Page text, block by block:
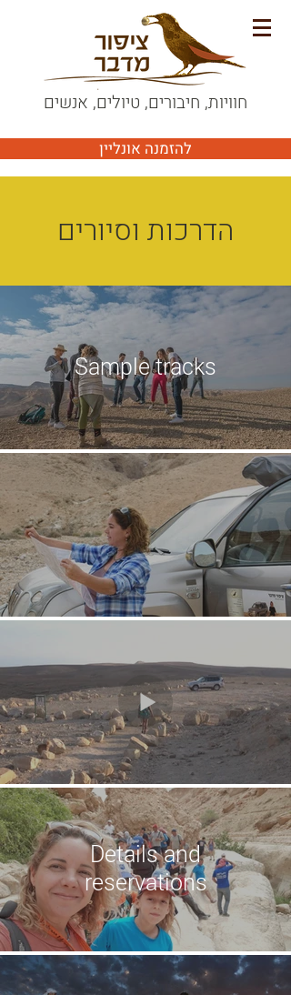
חוויות, חיבורים, טיולים, אנשים
להזמנה אונליין
הדרכות וסיורים
Sample tracks
Details and
reservations